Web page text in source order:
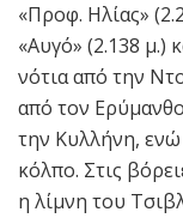
«Προφ. Ηλίας»
«Αυγό» (2.138 μ.)
νότια από την
από τον
την Κυλλήνη, ενώ
κόλπο. Στις
η λίμνη του